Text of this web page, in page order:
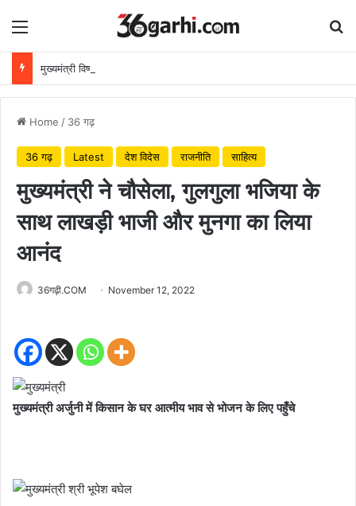
Menu
Home / 36 गढ़
36 गढ़ Latest देश विदेस राजनीति साहित्य
मुख्यमंत्री ने चौसेला, गुलगुला भजिया के
साथ लाखड़ी भाजी और मुनगा का लिया
आनंद
36गढ़ी.COM November 12, 2022
मुख्यमंत्री अर्जुनी में किसान के घर आत्मीय भाव से भोजन के लिए पहुँचे